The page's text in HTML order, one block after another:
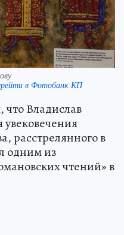
в Фотобанк КП
что Владислав
увековечения
расстрелянного в
одним из
чтений» в